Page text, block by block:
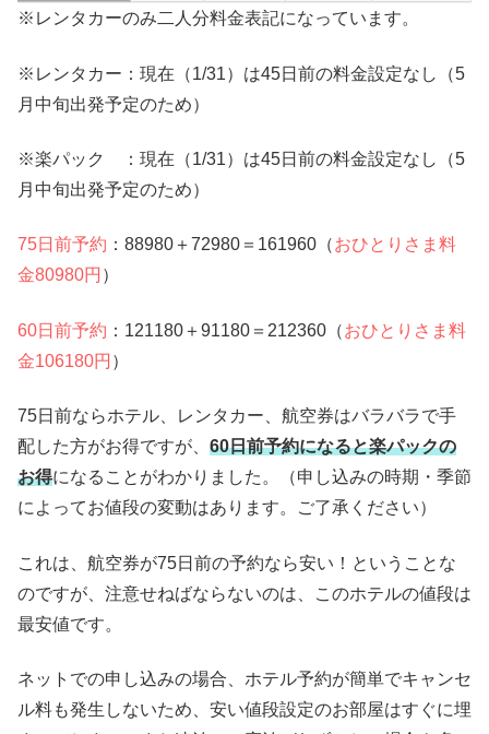
※レンタカーのみ二人分料金表記になっています。
※レンタカー：現在（1/31）は45日前の料金設定なし（5
月中旬出発予定のため）
※楽パック ：現在（1/31）は45日前の料金設定なし（5
月中旬出発予定のため）
75日前予約 ：88980＋72980＝161960（おひとりさま料
金80980円 ）
60日前予約 ：121180＋91180＝212360（おひとりさま料
金106180円 ）
75日前ならホテル、レンタカー、航空券はバラバラで手
配した方がお得ですが、 60日前予約になると楽パックの
お得になることがわかりました。（申し込みの時期・季節
によってお値段の変動はあります。ご了承ください）
これは、航空券が75日前の予約なら安い！ということな
のですが、注意せねばならないのは、このホテルの値段は
最安値です。
ネットでの申し込みの場合、ホテル予約が簡単でキャンセ
ル料も発生しないため、安い値段設定のお部屋はすぐに埋